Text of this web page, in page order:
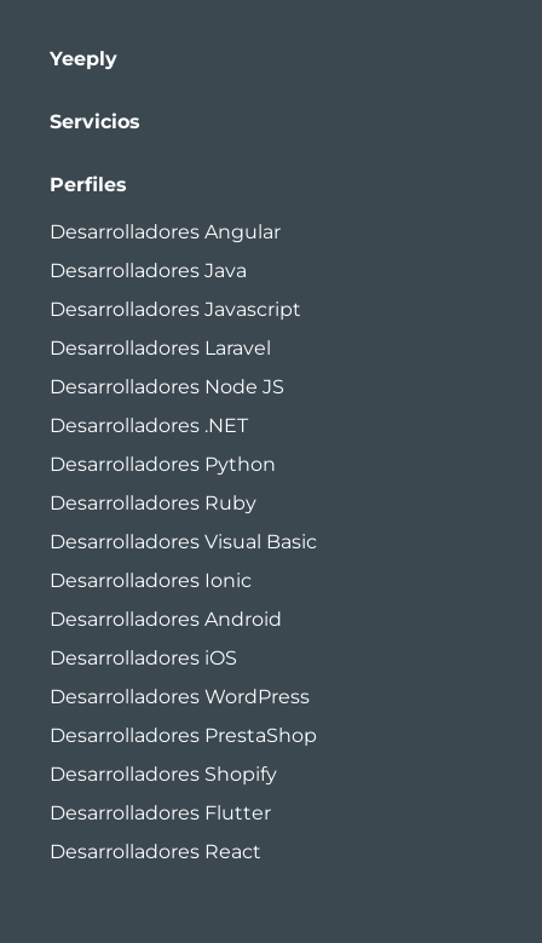
Yeeply
Servicios
Perfiles
Desarrolladores Angular
Desarrolladores Java
Desarrolladores Javascript
Desarrolladores Laravel
Desarrolladores Node JS
Desarrolladores .NET
Desarrolladores Python
Desarrolladores Ruby
Desarrolladores Visual Basic
Desarrolladores Ionic
Desarrolladores Android
Desarrolladores iOS
Desarrolladores WordPress
Desarrolladores PrestaShop
Desarrolladores Shopify
Desarrolladores Flutter
Desarrolladores React